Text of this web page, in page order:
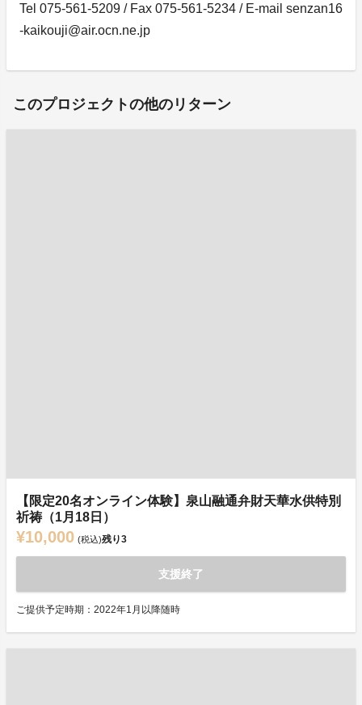
Tel 075-561-5209 / Fax 075-561-5234 / E-mail senzan16
-kaikouji@air.ocn.ne.jp
このプロジェクトの他のリターン
【限定20名オンライン体験】泉山融通弁財天華水供特別
祈祷（1月18日）
¥10,000 (税込)残り3
支援終了
ご提供予定時期：2022年1月以降随時